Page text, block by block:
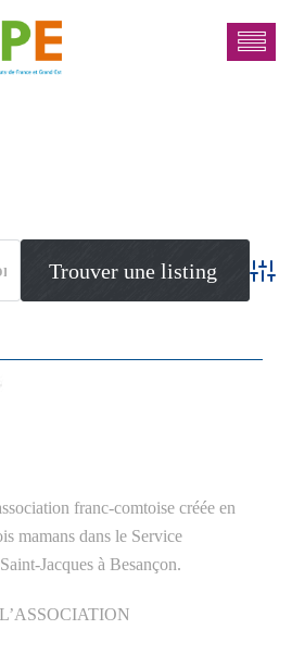
franc-comtoise créée en
mamans dans le Service
Jacques à Besançon.